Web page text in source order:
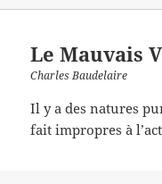
Le Mauvais
Charles Baudelaire
Il y a des natures
fait impropres à